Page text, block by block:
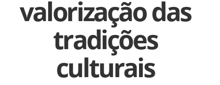
valorização das
tradições
culturais